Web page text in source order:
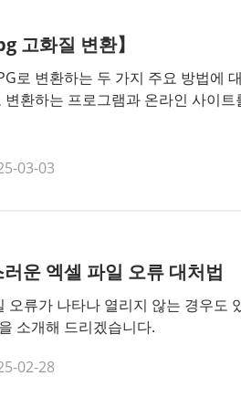
고화질 변환】
로 변환하는 두 가지 주요 방법에
변환하는 프로그램과 온라인 사이트
03-03
운 엑셀 파일 오류 대처법
오류가 나타나 열리지 않는 경우도
소개해 드리겠습니다.
02-28